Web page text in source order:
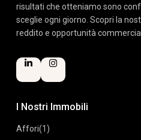
risultati che otteniamo sono
sceglie ogni giorno. Scopri la
reddito e opportunità
I Nostri Immobili
Affori(1)